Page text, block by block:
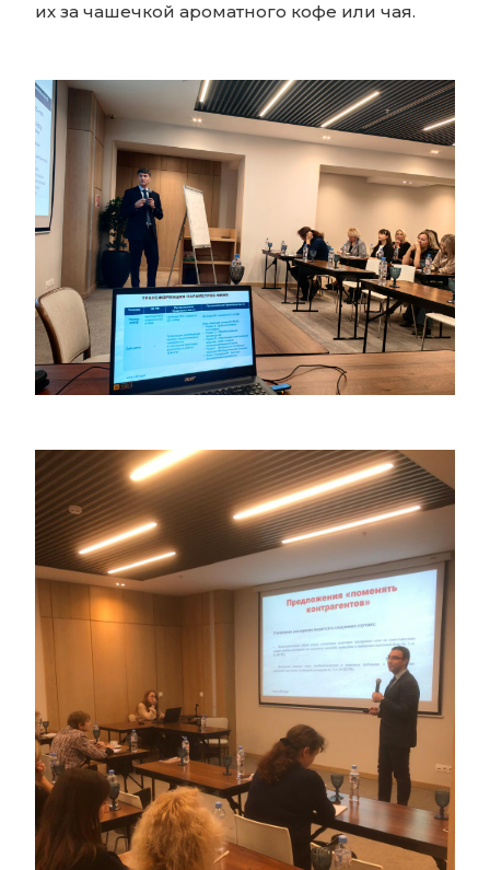
их за чашечкой ароматного кофе или чая.